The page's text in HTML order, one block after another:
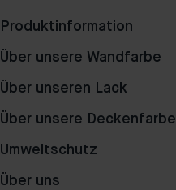
Produktinformation
Über unsere Wandfarbe
Über unseren Lack
Über unsere Deckenfarbe
Umweltschutz
Über uns